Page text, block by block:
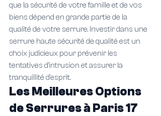
que la sécurité de votre famille et de vos
biens dépend en grande partie de la
qualité de votre serrure. Investir dans une
serrure haute sécurité de qualité est un
choix judicieux pour prévenir les
tentatives d'intrusion et assurer la
tranquillité d'esprit.
Les Meilleures Options
de Serrures à Paris 17